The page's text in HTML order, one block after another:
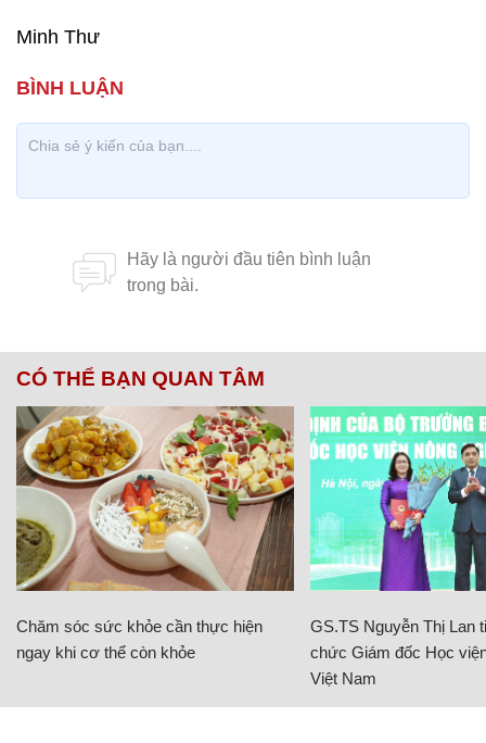
Minh Thư
CÓ THỂ BẠN QUAN TÂM
Chăm sóc sức khỏe cần thực hiện
ngay khi cơ thể còn khỏe
GS.TS Nguyễn Thị Lan
chức Giám đốc Học
Việt Nam